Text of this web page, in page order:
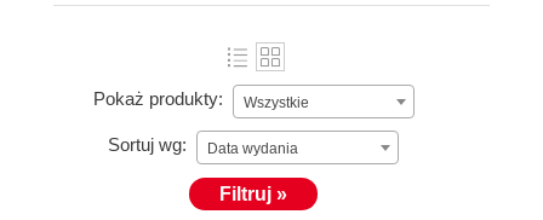
Pokaż produkty: Wszystkie
Sortuj wg: Data wydania
Filtruj »